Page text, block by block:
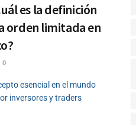
es la definición
orden limitada en
0
esencial en el mundo
inversores y traders